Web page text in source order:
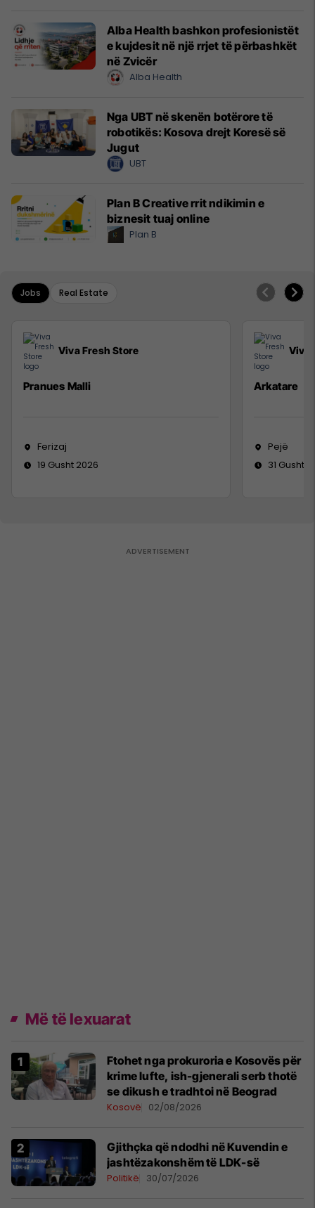
Alba Health bashkon profesionistët
e kujdesit në një rrjet të përbashkët
në Zvicër
Alba Health
Nga UBT në skenën botërore të
robotikës: Kosova drejt Koresë së
Jugut
UBT
Plan B Creative rrit ndikimin e
biznesit tuaj online
Plan B
Jobs Real Estate
Viva Fresh Store
Pranues Malli
Ferizaj
19 Gusht 2026
Viva
Arkatare
Pejë
31 Gusht
Më të lexuarat
Ftohet nga prokuroria e Kosovës për
krime lufte, ish-gjenerali serb thotë
se dikush e tradhtoi në Beograd
Kosovë 02/08/2026
Gjithçka që ndodhi në Kuvendin e
jashtëzakonshëm të LDK-së
Politikë 30/07/2026